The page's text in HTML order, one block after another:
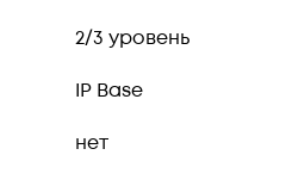
2/3 уровень
IP Base
нет